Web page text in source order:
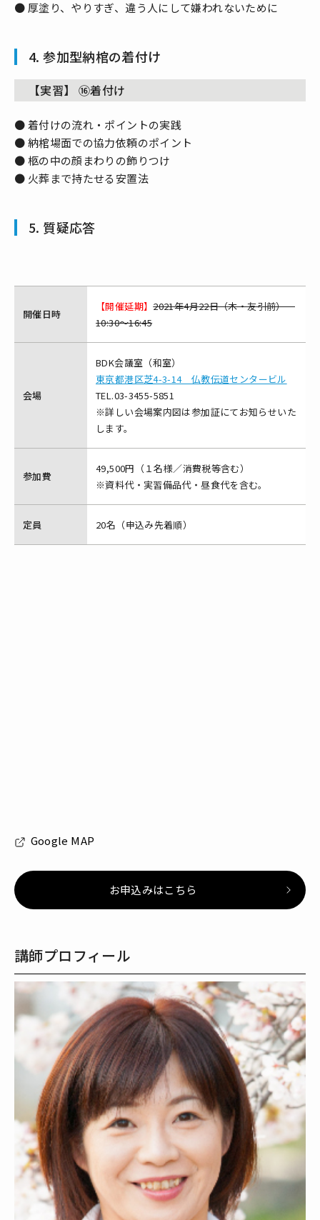
● 厚塗り、やりすぎ、違う人にして嫌われないために
4. 参加型納棺の着付け
【実習】 ⑯着付け
● 着付けの流れ・ポイントの実践
● 納棺場面での協力依頼のポイント
● 柩の中の顔まわりの飾りつけ
● 火葬まで持たせる安置法
5. 質疑応答
開催日時
【開催延期】2021年4月22日（木・友引前）
10:30～16:45
会場
BDK会議室（和室）
東京都港区芝4-3-14 仏教伝道センタービル
TEL.03-3455-5851
※詳しい会場案内図は参加証にてお知らせいた
します。
参加費
49,500円（１名様／消費税等含む）
※資料代・実習備品代・昼食代を含む。
定員 20名（申込み先着順）
Google MAP
お申込みはこちら
講師プロフィール